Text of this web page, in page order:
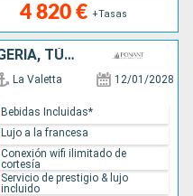
4 820 € +Tasas
ESPAÑA, ITALIA, MALTA, ALGERIA, TÚNEZ
La Valetta 12/01/2028
Bebidas Incluidas*
Lujo a la francesa
Conexión wifi ilimitado de
cortesía
Servicio de prestigio & lujo
incluido